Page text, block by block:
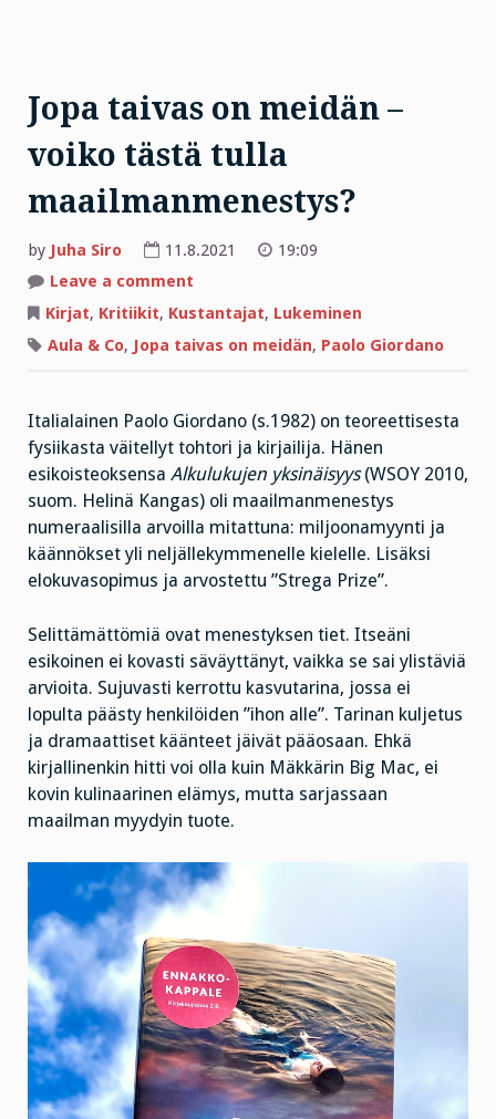
Jopa taivas on meidän –
voiko tästä tulla
maailmanmenestys?
by Juha Siro 11.8.2021
19:09
Leave a comment
taivas
meidän
maailmanmenestys?
Kirjat, Kritiikit, Kustantajat, Lukeminen
Aula & Co, Jopa taivas on meidän, Paolo Giordano
Italialainen Paolo Giordano (s.1982) on teoreettisesta
fysiikasta väitellyt tohtori ja kirjailija. Hänen
esikoisteoksensa Alkulukujen yksinäisyys(WSOY 2010,
suom. Helinä Kangas) oli maailmanmenestys
numeraalisilla arvoilla mitattuna: miljoonamyynti ja
käännökset yli neljällekymmenelle kielelle. Lisäksi
elokuvasopimus ja arvostettu ”Strega Prize”.
Selittämättömiä ovat menestyksen tiet. Itseäni
esikoinen ei kovasti säväyttänyt, vaikka se sai ylistäviä
arvioita. Sujuvasti kerrottu kasvutarina, jossa ei
lopulta päästy henkilöiden ”ihon alle”. Tarinan kuljetus
ja dramaattiset käänteet jäivät pääosaan. Ehkä
kirjallinenkin hitti voi olla kuin Mäkkärin Big Mac, ei
kovin kulinaarinen elämys, mutta sarjassaan
maailman myydyin tuote.